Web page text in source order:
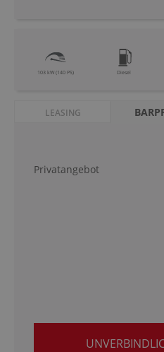
103 kW (140 PS) Diesel
LEASING
Privatangebot